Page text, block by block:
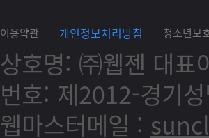
이용약관 개인정보처리방침 청소년보
상호명: ㈜웹젠 대표
번호: 제2012-경기
웹마스터메일 :